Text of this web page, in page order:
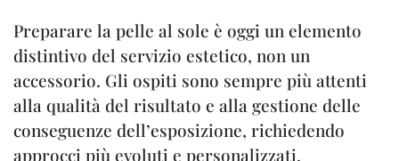
Preparare la pelle al sole è oggi un elemento
distintivo del servizio estetico, non un
accessorio. Gli ospiti sono sempre più attenti
alla qualità del risultato e alla gestione delle
conseguenze dell’esposizione, richiedendo
approcci più evoluti e personalizzati.